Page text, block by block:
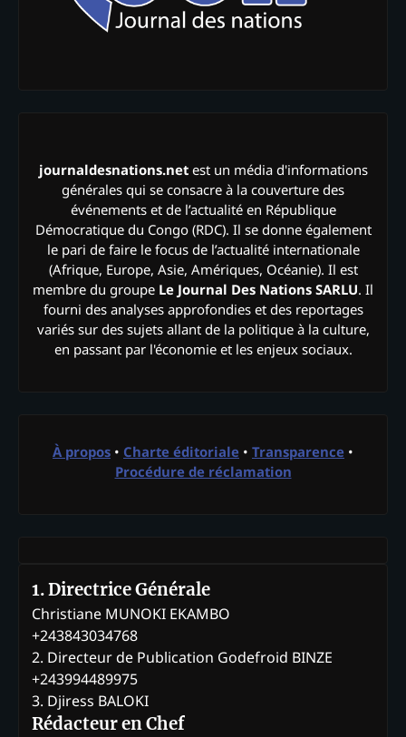
journaldesnations.netest un média d'informations
générales qui se consacre à la couverture des
événements et de l’actualité en République
Démocratique du Congo (RDC). Il se donne également
le pari de faire le focus de l’actualité internationale
(Afrique, Europe, Asie, Amériques, Océanie). Il est
membre du groupe Le Journal Des Nations SARLU. Il
fourni des analyses approfondies et des reportages
variés sur des sujets allant de la politique à la culture,
en passant par l'économie et les enjeux sociaux.
À propos • Charte éditoriale • Transparence •
Procédure de réclamation
1. Directrice Générale
Christiane MUNOKI EKAMBO
+243843034768
2. Directeur de Publication Godefroid BINZE
+243994489975
3. Djiress BALOKI
Rédacteur en Chef